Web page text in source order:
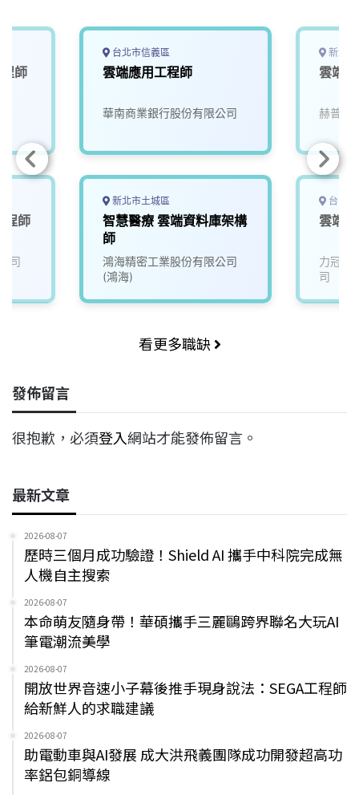
師
程師
司
台北市信義區
雲端應用工程師
華南商業銀行股份有限公司
新北市土城區
智慧醫療 雲端資料庫架構
師
鴻海精密工業股份有限公司
(鴻海)
新北
雲端
赫普電
台中
雲端
力冠國
司
看更多職缺
發佈留言
很抱歉，必須登入網站才能發佈留言。
最新文章
2026-08-07
歷時三個月成功驗證！Shield AI 攜手中科院完成無
人機自主搜索
2026-08-07
本命萌友隨身帶！華碩攜手三麗鷗跨界聯名大玩AI
筆電潮流美學
2026-08-07
開放世界音速小子幕後推手現身說法：SEGA工程師
給新鮮人的求職建議
2026-08-07
助電動車與AI發展 成大洪飛義團隊成功開發超高功
率鋁包銅導線